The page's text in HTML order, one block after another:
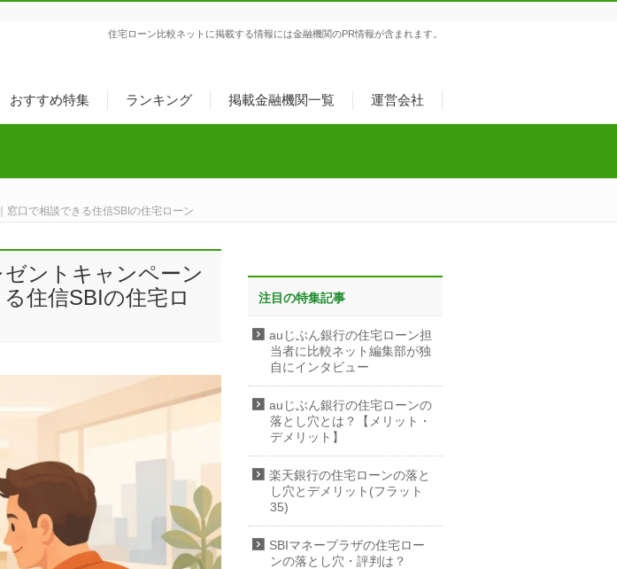
おすすめ特集 ランキング 掲載金融機関一覧 運営会社
住宅ローン比較ネットに掲載する情報には金融機関のPR情報が含まれます。
窓口で相談できる住信SBIの住宅ローン
ントキャンペーン
住信SBIの住宅ロ
注目の特集記事
auじぶん銀行の住宅ローン担
当者に比較ネット編集部が独
自にインタビュー
auじぶん銀行の住宅ローンの
落とし穴とは？【メリット・
デメリット】
楽天銀行の住宅ローンの落と
し穴とデメリット(フラット
35)
SBIマネープラザの住宅ロー
ンの落とし穴・評判は？